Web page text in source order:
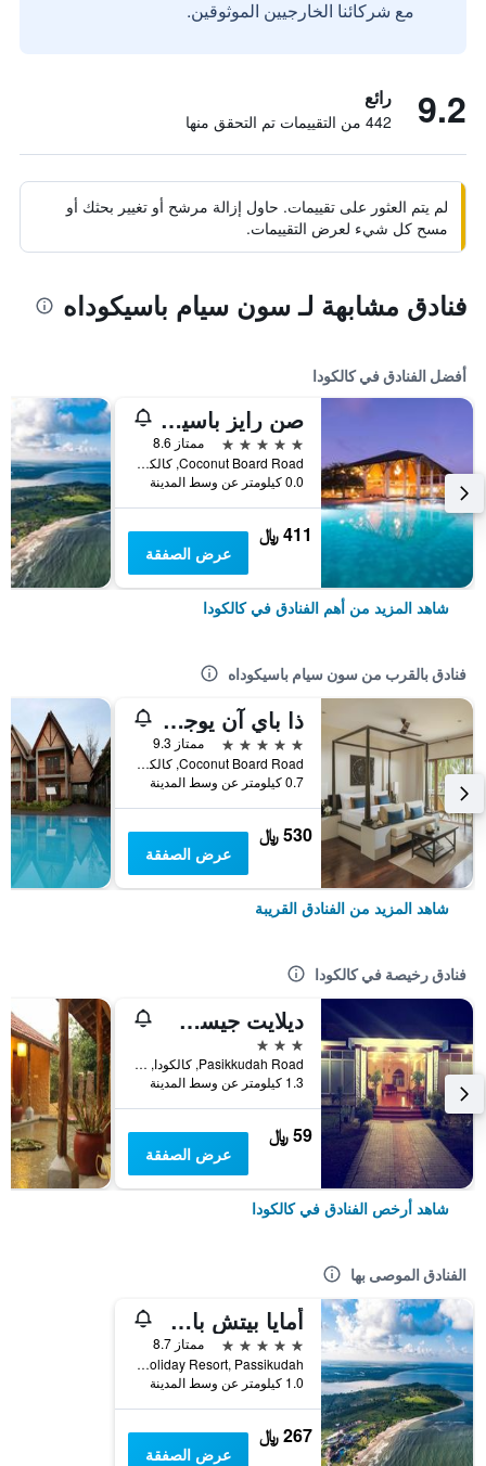
مع شركائنا الخارجيين الموثوقين.
9.2 رائع
442 من التقييمات تم التحقق منها
لم يتم العثور على تقييمات. حاول إزالة مرشح أو تغيير بحثك أو
مسح كل شيء لعرض التقييمات.
فنادق مشابهة لـ سون سيام باسيكوداه
أفضل الفنادق في كالكودا
صن رايز باسيكودا
5 نجوم
ممتاز 8.6
Coconut Board Road, كالكودا, سريلانكا
0.0 كيلومتر عن وسط المدينة
411 ﷼
عرض الصفقة
شاهد المزيد من أهم الفنادق في كالكودا
فنادق بالقرب من سون سيام باسيكوداه
ذا باي آن يوجا إكسبيريانس - باسيكودا
5 نجوم
ممتاز 9.3
Coconut Board Road, كالكودا, سريلانكا
0.7 كيلومتر عن وسط المدينة
530 ﷼
عرض الصفقة
شاهد المزيد من الفنادق القريبة
فنادق رخيصة في كالكودا
ديلايت جيست هاوس آند ريستورانت
3 نجوم
Pasikkudah Road, كالكودا, سريلانكا
1.3 كيلومتر عن وسط المدينة
59 ﷼
عرض الصفقة
شاهد أرخص الفنادق في كالكودا
الفنادق الموصى بها
أمايا بيتش باسيكوداه
5 نجوم
ممتاز 8.7
National Holiday Resort, Passikudah, كالكودا, سريلانكا
1.0 كيلومتر عن وسط المدينة
267 ﷼
عرض الصفقة